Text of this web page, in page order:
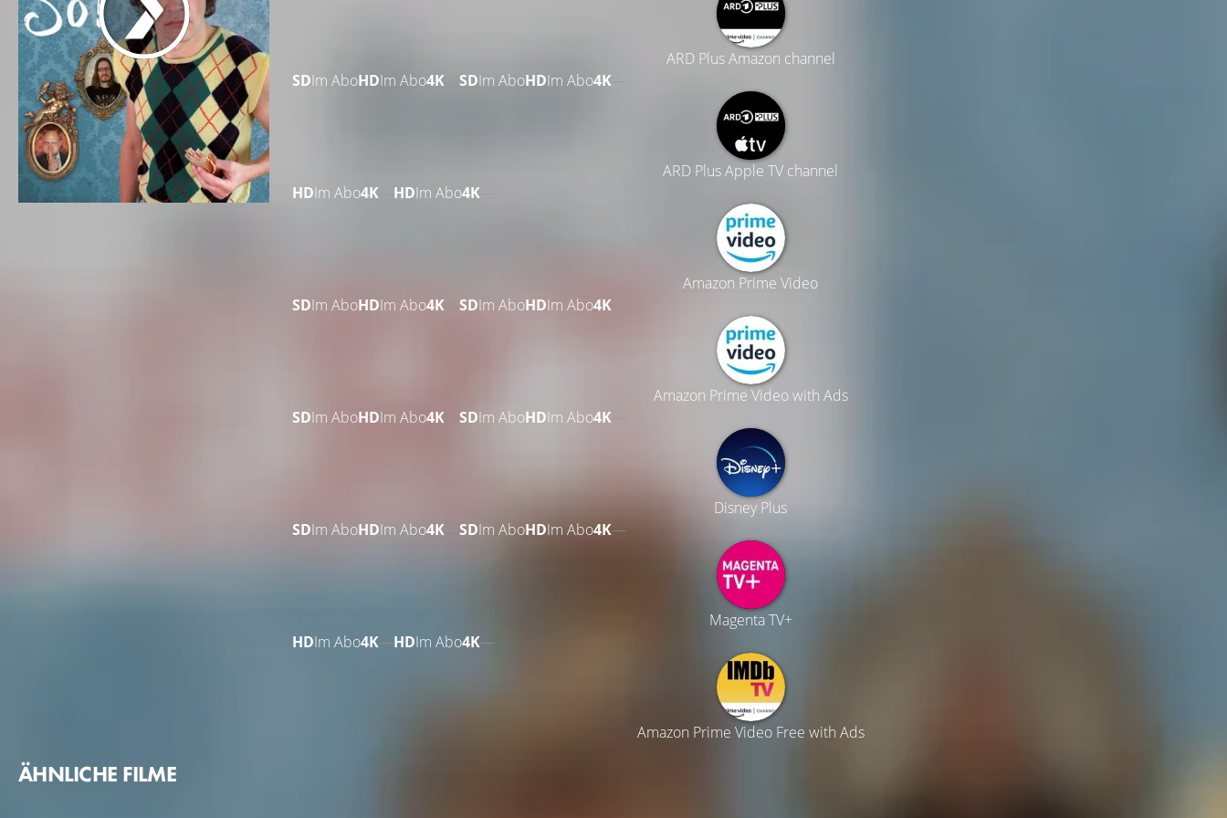
ARD Plus Amazon channel
SDIm AboHDIm Abo4K SDIm AboHDIm Abo4K
ARD Plus Apple TV channel
HDIm Abo4K HDIm Abo4K
Amazon Prime Video
SDIm AboHDIm Abo4K SDIm AboHDIm Abo4K
Amazon Prime Video with Ads
SDIm AboHDIm Abo4K SDIm AboHDIm Abo4K
Disney Plus
SDIm AboHDIm Abo4K SDIm AboHDIm Abo4K—
Magenta TV+
HDIm Abo4K—HDIm Abo4K—
Amazon Prime Video Free with Ads
ÄHNLICHE FILME